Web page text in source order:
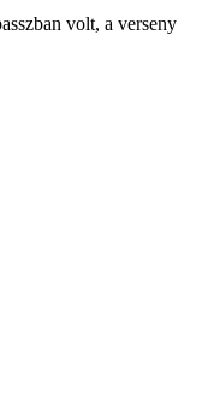
volt, a verseny